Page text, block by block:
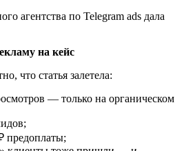
на кейс
что статья залетела:
— только на органическом
предоплаты;